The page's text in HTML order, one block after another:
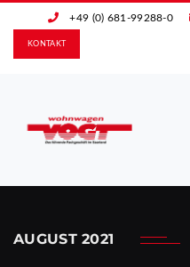
+49 (0) 681-99288-0
KONTAKT
AUGUST 2021